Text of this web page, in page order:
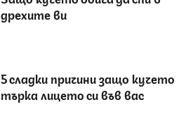
дрехите ви
5 сладки причини защо кучето
търка лицето си във вас